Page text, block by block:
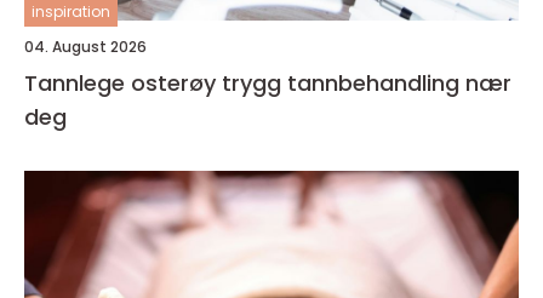
inspiration
04. August 2026
Tannlege osterøy trygg tannbehandling nær
deg